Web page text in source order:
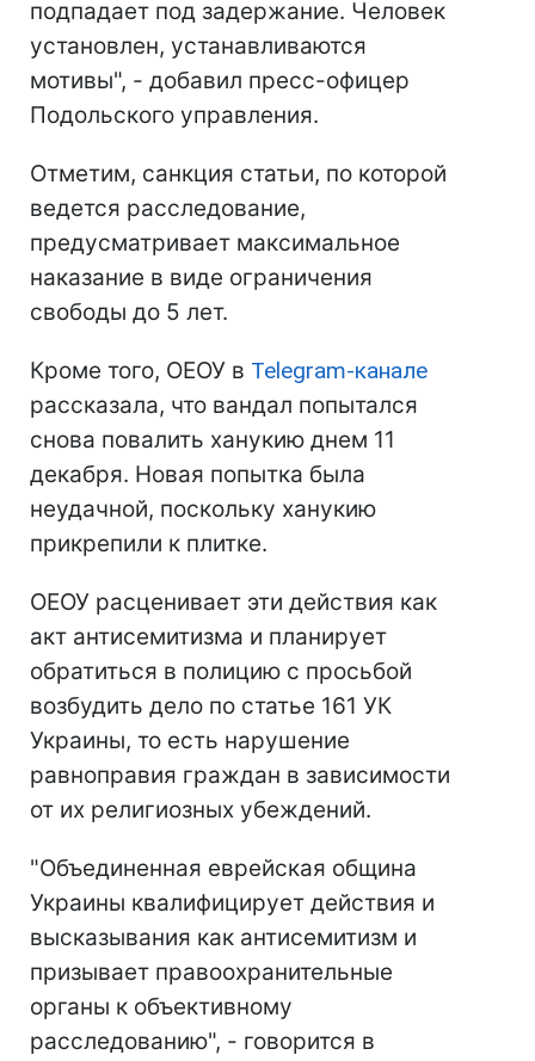
подпадает под задержание. Человек
установлен, устанавливаются
мотивы", - добавил пресс-офицер
Подольского управления.
Отметим, санкция статьи, по которой
ведется расследование,
предусматривает максимальное
наказание в виде ограничения
свободы до 5 лет.
Кроме того, ОЕОУ в Telegram-канале
рассказала, что вандал попытался
снова повалить ханукию днем 11
декабря. Новая попытка была
неудачной, поскольку ханукию
прикрепили к плитке.
ОЕОУ расценивает эти действия как
акт антисемитизма и планирует
обратиться в полицию с просьбой
возбудить дело по статье 161 УК
Украины, то есть нарушение
равноправия граждан в зависимости
от их религиозных убеждений.
"Объединенная еврейская община
Украины квалифицирует действия и
высказывания как антисемитизм и
призывает правоохранительные
органы к объективному
расследованию", - говорится в